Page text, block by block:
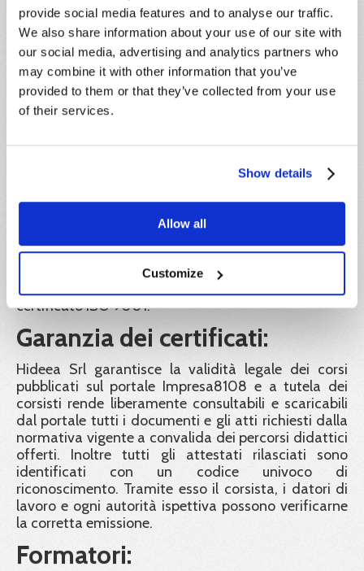
provide social media features and to analyse our traffic.
We also share information about your use of our site with
our social media, advertising and analytics partners who
may combine it with other information that you’ve
provided to them or that they’ve collected from your use
of their services.
Show details
Allow all
Customize
vuole rinunciare alla partecipazione, pur avendo già
effettuato il pagamento, dovrà darne
comunicazione scritta entro e non oltre 5 giorni
antecedenti la data di inizio del corso,
indipendentemente dalla motivazione della
rinuncia. L’importo corrisposto sarà convertito in
credito formativo, utilizzabile entro l’anno solare di
10, n. 20) del D.P.R. 26 ottobre 1972, n. 633.
Ente formatore:
Hideea SRL, in collaborazione con Xplica SRL, Ente
di formazione accreditato Regione Lazio e
certificato ISO 9001.
Garanzia dei certificati:
Hideea Srl garantisce la validità legale dei corsi
pubblicati sul portale Impresa8108 e a tutela dei
corsisti rende liberamente consultabili e scaricabili
dal portale tutti i documenti e gli atti richiesti dalla
normativa vigente a convalida dei percorsi didattici
offerti. Inoltre tutti gli attestati rilasciati sono
identificati con un codice univoco di
riconoscimento. Tramite esso il corsista, i datori di
lavoro e ogni autorità ispettiva possono verificarne
la corretta emissione.
Formatori: